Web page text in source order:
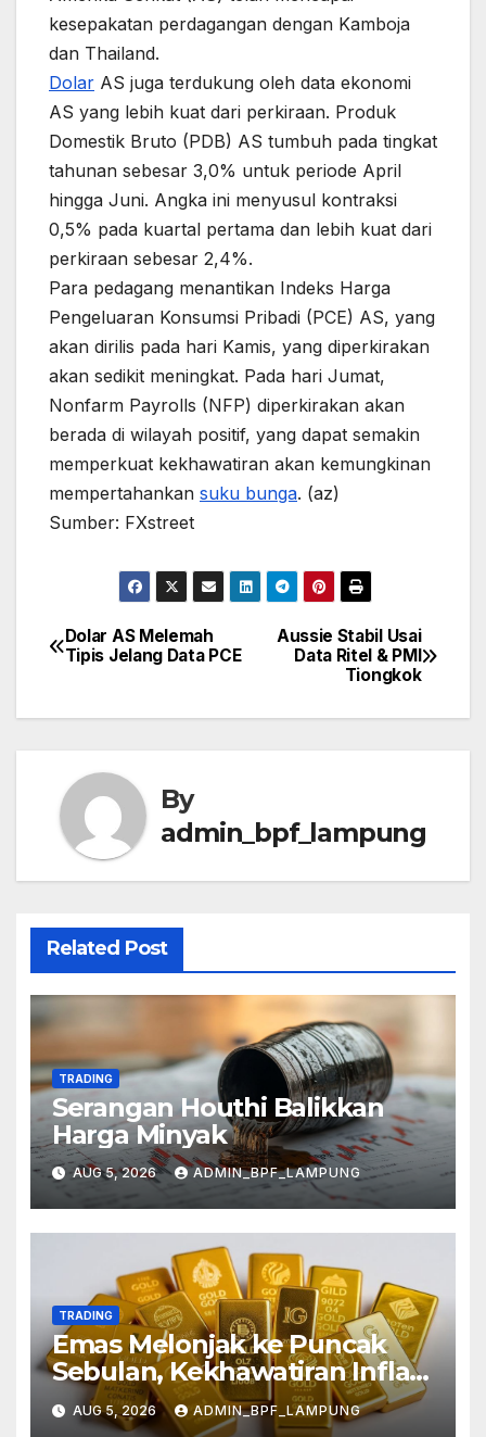
kesepakatan perdagangan dengan Kamboja
dan Thailand.
Dolar AS juga terdukung oleh data ekonomi
AS yang lebih kuat dari perkiraan. Produk
Domestik Bruto (PDB) AS tumbuh pada tingkat
tahunan sebesar 3,0% untuk periode April
hingga Juni. Angka ini menyusul kontraksi
0,5% pada kuartal pertama dan lebih kuat dari
perkiraan sebesar 2,4%.
Para pedagang menantikan Indeks Harga
Pengeluaran Konsumsi Pribadi (PCE) AS, yang
akan dirilis pada hari Kamis, yang diperkirakan
akan sedikit meningkat. Pada hari Jumat,
Nonfarm Payrolls (NFP) diperkirakan akan
berada di wilayah positif, yang dapat semakin
memperkuat kekhawatiran akan kemungkinan
mempertahankan suku bunga. (az)
Sumber: FXstreet
Post
Aussie Stabil Usai
Data Ritel & PMI
Tiongkok
Dolar AS Melemah
Tipis Jelang Data PCE
By
admin_bpf_lampung
Related Post
TRADING
Serangan Houthi Balikkan
Harga Minyak
AUG 5, 2026 ADMIN_BPF_LAMPUNG
TRADING
Emas Melonjak ke Puncak
Sebulan, Kekhawatiran Inflasi
Mereda
AUG 5, 2026 ADMIN_BPF_LAMPUNG